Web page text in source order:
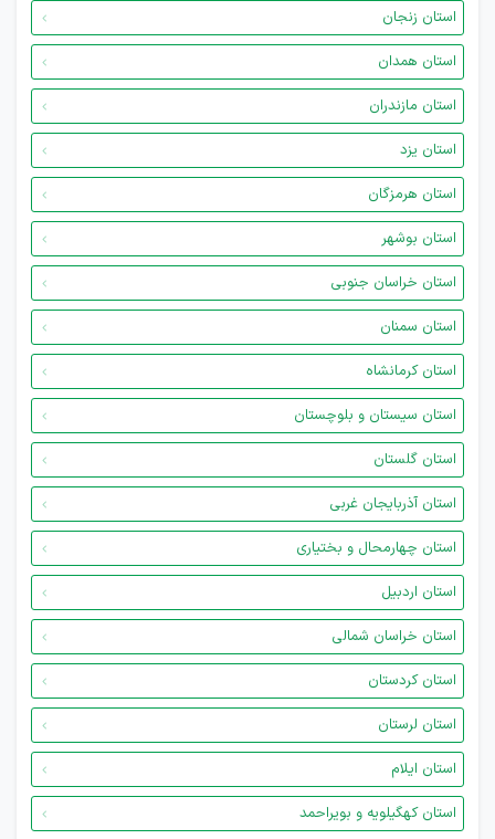
استان زنجان
استان همدان
استان مازندران
استان یزد
استان هرمزگان
استان بوشهر
استان خراسان جنوبی
استان سمنان
استان کرمانشاه
استان سیستان و بلوچستان
استان گلستان
استان آذربایجان غربی
استان چهارمحال و بختیاری
استان اردبیل
استان خراسان شمالی
استان کردستان
استان لرستان
استان ایلام
استان کهگیلویه و بویراحمد